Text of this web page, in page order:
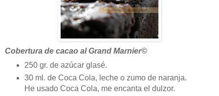
Cobertura de cacao al Grand Marnier©
250 gr. de azúcar glasé.
30 ml. de Coca Cola, leche o zumo de naranja.
He usado Coca Cola, me encanta el dulzor.